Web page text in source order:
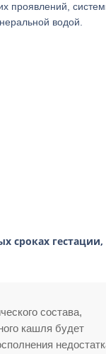
проявлений,
водой.
сроках гестации,
состава,
кашля будет